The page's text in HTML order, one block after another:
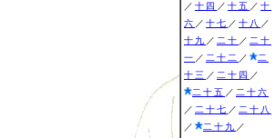
／ 十四 ／ 十五 ／ 十
六 ／ 十七 ／ 十八 ／
十九 ／ 二十 ／ 二十
一 ／ 二十二 ／
二
十三 ／ 二十四 ／
二十五 ／ 二十六
／ 二十七 ／ 二十八
／
二十九 ／